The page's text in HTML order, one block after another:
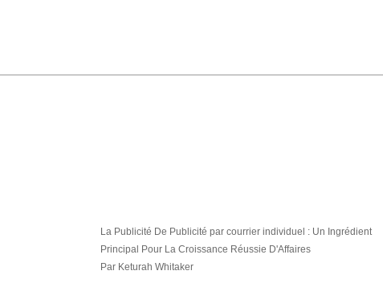
La Publicité De Publicité par courrier individuel : Un Ingrédient
Principal Pour La Croissance Réussie D'Affaires
Par Keturah Whitaker